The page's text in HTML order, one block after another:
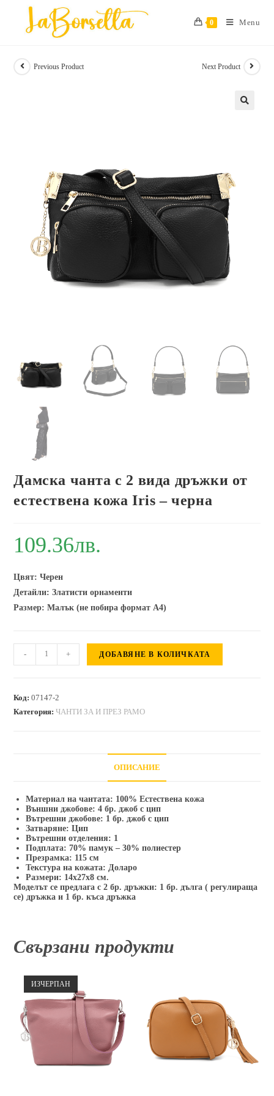
0 Menu
Previous Product Next Product
Дамска чанта с 2 вида дръжки от
естествена кожа Iris – черна
109.36лв.
Цвят: Черен
Детайли: Златисти орнаменти
Размер: Малък (не побира формат А4)
количество
за
чанта
с
кожа
Iris
черна
- + ДОБАВЯНЕ В КОЛИЧКАТА
Код:07147-2
Категория:ЧАНТИ ЗА И ПРЕЗ РАМО
ОПИСАНИЕ
Материал на чантата: 100% Естествена кожа
Външни джобове: 4 бр. джоб с цип
Вътрешни джобове: 1 бр. джоб с цип
Затваряне: Цип
Вътрешни отделения: 1
Подплата: 70% памук – 30% полиестер
Презрамка: 115 см
Текстура на кожата: Доларo
Размери: 14x27x8 см.
Моделът се предлага с 2 бр. дръжки: 1 бр. дълга ( регулираща
се) дръжка и 1 бр. къса дръжка
Свързани продукти
ИЗЧЕРПАН